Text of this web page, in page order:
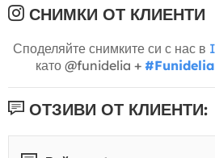
СНИМКИ ОТ КЛИЕНТИ
Споделяйте снимките си с нас в
като @funidelia + #Funidelia
ОТЗИВИ ОТ КЛИЕНТИ: